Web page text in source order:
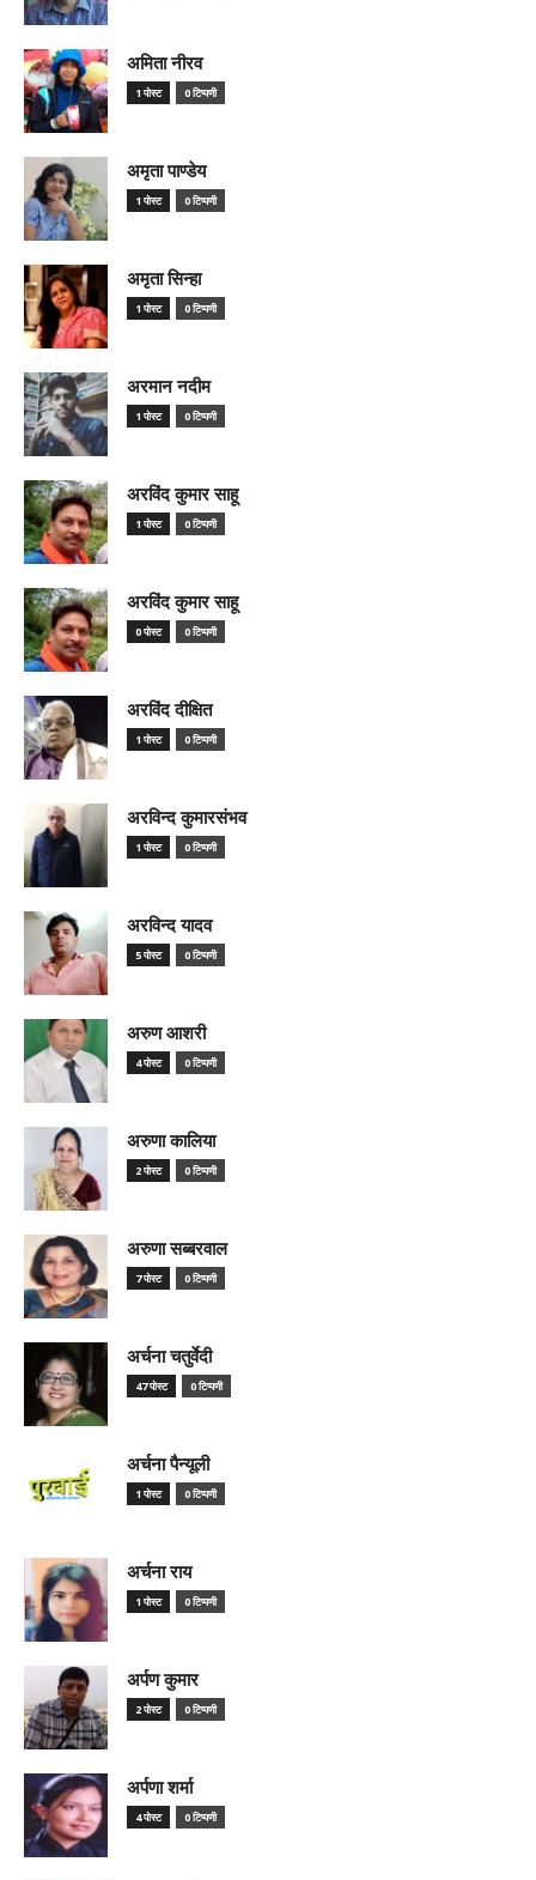
अमिता नीरव
1 पोस्ट 0 टिप्पणी
अमृता पाण्डेय
1 पोस्ट 0 टिप्पणी
अमृता सिन्हा
1 पोस्ट 0 टिप्पणी
अरमान नदीम
1 पोस्ट 0 टिप्पणी
अरविंद कुमार साहू
1 पोस्ट 0 टिप्पणी
अरविंद कुमार साहू
0 पोस्ट 0 टिप्पणी
अरविंद दीक्षित
1 पोस्ट 0 टिप्पणी
अरविन्द कुमारसंभव
1 पोस्ट 0 टिप्पणी
अरविन्द यादव
5 पोस्ट 0 टिप्पणी
अरुण आशरी
4 पोस्ट 0 टिप्पणी
अरुणा कालिया
2 पोस्ट 0 टिप्पणी
अरुणा सब्बरवाल
7 पोस्ट 0 टिप्पणी
अर्चना चतुर्वेदी
47 पोस्ट 0 टिप्पणी
अर्चना पैन्यूली
1 पोस्ट 0 टिप्पणी
अर्चना राय
1 पोस्ट 0 टिप्पणी
अर्पण कुमार
2 पोस्ट 0 टिप्पणी
अर्पणा शर्मा
4 पोस्ट 0 टिप्पणी